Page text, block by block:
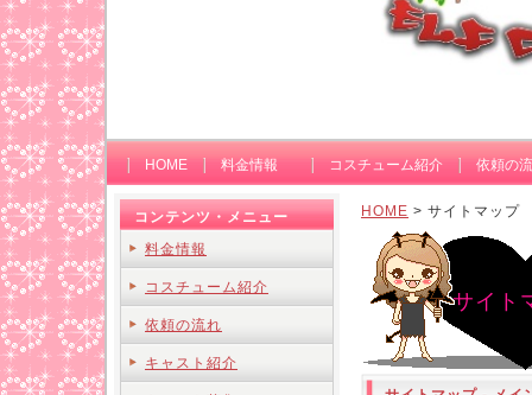
HOME 料金情報 コスチューム紹介 依頼の
HOME > サイトマップ
サイト
コンテンツ・メニュー
料金情報
コスチューム紹介
依頼の流れ
キャスト紹介